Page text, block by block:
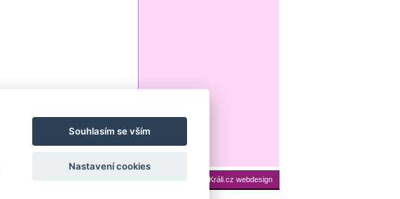
Králi.cz webdesign
Souhlasím se vším
Nastavení cookies